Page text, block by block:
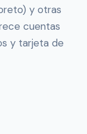
y otras
cuentas
y tarjeta de